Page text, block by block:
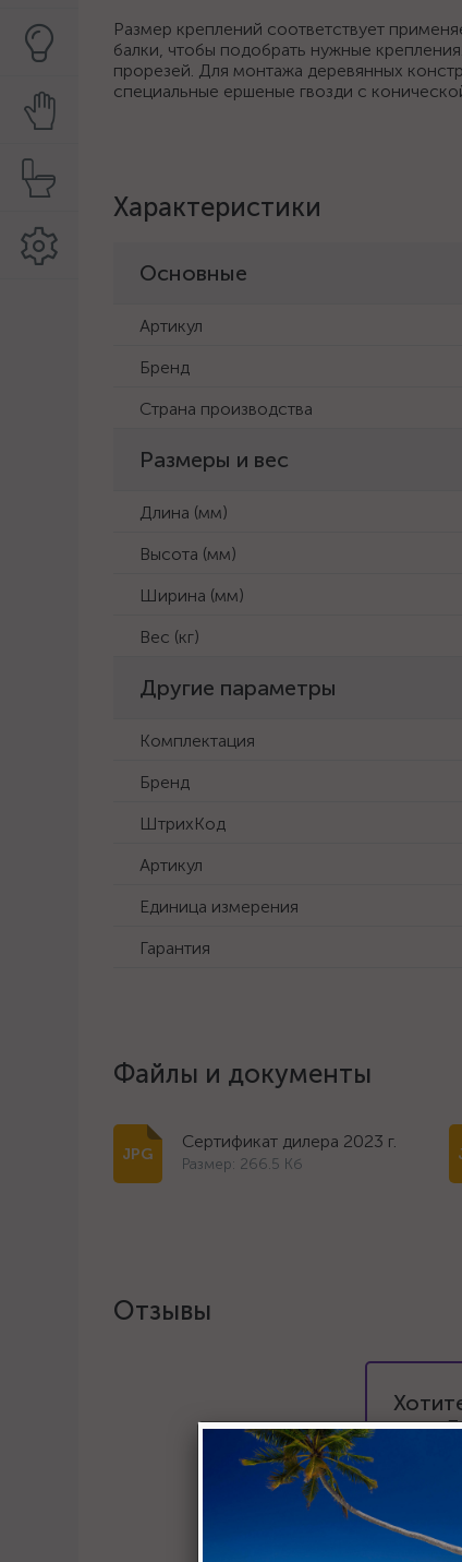
Размер креплений соответствует
балки, чтобы подобрать нужные
прорезей. Для монтажа деревянных
специальные ершеные гвозди с
Характеристики
Основные
Артикул
Бренд
Страна производства
Размеры и вес
Длина (мм)
Высота (мм)
Ширина (мм)
Вес (кг)
Другие параметры
Комплектация
Бренд
ШтрихКод
Артикул
Единица измерения
Гарантия
Файлы и документы
Сертификат дилера 2023 г.
Размер: 266.5 Кб
Отзывы